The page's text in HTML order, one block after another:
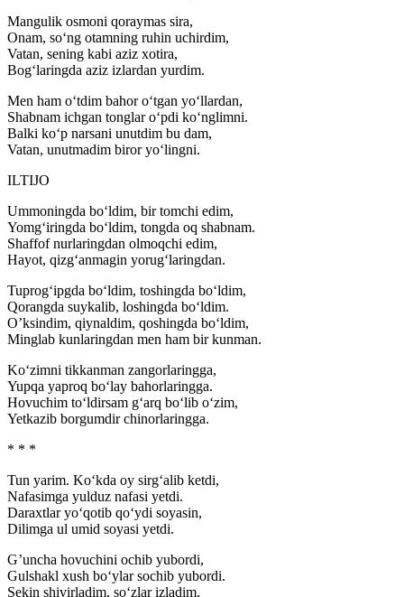
Mangulik osmoni qoraymas sira,
Onam, so‘ng otamning ruhin uchirdim,
Vatan, sening kabi aziz xotira,
Bog‘laringda aziz izlardan yurdim.
Men ham o‘tdim bahor o‘tgan yo‘llardan,
Shabnam ichgan tonglar o‘pdi ko‘nglimni.
Balki ko‘p narsani unutdim bu dam,
Vatan, unutmadim biror yo‘lingni.
ILTIJO
Ummoningda bo‘ldim, bir tomchi edim,
Yomg‘iringda bo‘ldim, tongda oq shabnam.
Shaffof nurlaringdan olmoqchi edim,
Hayot, qizg‘anmagin yorug‘laringdan.
Tuprog‘ipgda bo‘ldim, toshingda bo‘ldim,
Qorangda suykalib, loshingda bo‘ldim.
O’ksindim, qiynaldim, qoshingda bo‘ldim,
Minglab kunlaringdan men ham bir kunman.
Ko‘zimni tikkanman zangorlaringga,
Yupqa yaproq bo‘lay bahorlaringga.
Hovuchim to‘ldirsam g‘arq bo‘lib o‘zim,
Yetkazib borgumdir chinorlaringga.
* * *
Tun yarim. Ko‘kda oy sirg‘alib ketdi,
Nafasimga yulduz nafasi yetdi.
Daraxtlar yo‘qotib qo‘ydi soyasin,
Dilimga ul umid soyasi yetdi.
G’uncha hovuchini ochib yubordi,
Gulshakl xush bo‘ylar sochib yubordi.
Sekin shivirladim, so‘zlar izladim,